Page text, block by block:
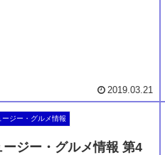
2019.03.21
ージー・グルメ情報
ージー・グルメ情報 第4